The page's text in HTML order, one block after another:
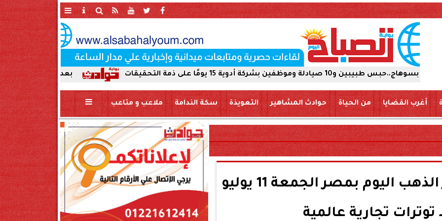
بعد ضبط حمير مذبوحة في محافظة يومًا على ذمة التحقيقات
أغرب القضايا من الحياة حوادث المشاهير التعويذة سكة الندامة ملاعب و متاعب
ارتفاع طفيف في أسعار الذهب اليوم بمصر الجمعة 11 يوليو